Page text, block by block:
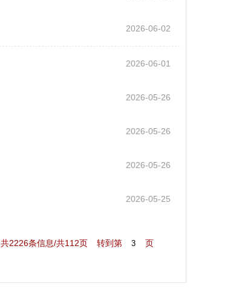
2026-06-02
2026-06-01
2026-05-26
2026-05-26
2026-05-26
2026-05-25
共2226条信息/共112页 转到第 页